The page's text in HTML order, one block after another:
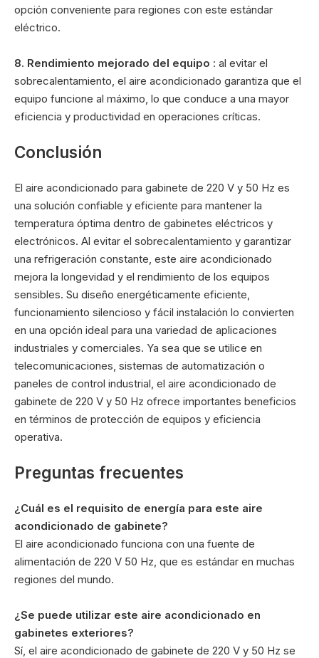
opción conveniente para regiones con este estándar
eléctrico.
8. Rendimiento mejorado del equipo : al evitar el
sobrecalentamiento, el aire acondicionado garantiza que el
equipo funcione al máximo, lo que conduce a una mayor
eficiencia y productividad en operaciones críticas.
Conclusión
El aire acondicionado para gabinete de 220 V y 50 Hz es
una solución confiable y eficiente para mantener la
temperatura óptima dentro de gabinetes eléctricos y
electrónicos. Al evitar el sobrecalentamiento y garantizar
una refrigeración constante, este aire acondicionado
mejora la longevidad y el rendimiento de los equipos
sensibles. Su diseño energéticamente eficiente,
funcionamiento silencioso y fácil instalación lo convierten
en una opción ideal para una variedad de aplicaciones
industriales y comerciales. Ya sea que se utilice en
telecomunicaciones, sistemas de automatización o
paneles de control industrial, el aire acondicionado de
gabinete de 220 V y 50 Hz ofrece importantes beneficios
en términos de protección de equipos y eficiencia
operativa.
Preguntas frecuentes
¿Cuál es el requisito de energía para este aire
acondicionado de gabinete?
El aire acondicionado funciona con una fuente de
alimentación de 220 V 50 Hz, que es estándar en muchas
regiones del mundo.
¿Se puede utilizar este aire acondicionado en
gabinetes exteriores?
Sí, el aire acondicionado de gabinete de 220 V y 50 Hz se